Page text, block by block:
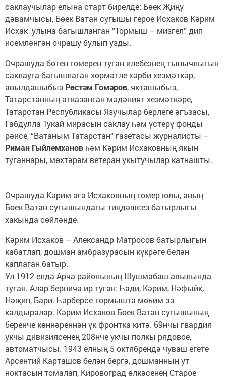
саклаучылар елына старт бирелде: Бөек Җиңү
дәвамчысы, Бөек Ватан сугышы герое Исхаков Кәрим
Исхак улына багышланган “Тормыш – мизгел” дип
исемләнгән очрашу булып узды.
Очрашуда бөтен гомерен туган илебезнең тынычлыгын
саклауга багышлаган хөрмәтле хәрби хезмәткәр,
авылдашыбыз Рөстәм Гомәров, якташыбыз,
Татарстанның атказанган мәдәният хезмәткәре,
Татарстан Республикасы Язучылар берлеге әгъзасы,
Габдулла Тукай мирасын саклау һәм үстерү фонды
рәисе, “Ватаным Татарстан“ газетасы журналисты –
Риман Гыйлемханов һәм Кәрим Исхаковның якын
туганнары, мөхтәрәм ветеран укытучылар катнашты.
Очрашуда Кәрим ага Исхаковның гомер юлы, аның
Бөек Ватан сугышындагы тиңдәшсез батырлыгы
хакында сөйләнде.
Кәрим Исхаков – Александр Матросов батырлыгын
кабатлап, дошман амбразурасын күкрәге белән
каплаган батыр.
Ул 1912 елда Арча районының Шушмабаш авылында
туган. Алар берничә ир туган: Һади, Кәрим, Нәфыйк,
Нәҗип, Бари. Һәрберсе тормышта мөһим эз
калдыралар. Кәрим Исхаков Бөек Ватан сугышының
беренче көннәреннән үк фронтка китә. 69нчы гвардия
укчы дивизиясенең 208нче укчы полкы рядовое,
автоматчысы. 1943 елның 5 октябрендә чуваш егете
Арсентий Карташов белән бергә, дошманның ут
ноктасын томалап, Кировоград өлкәсенең Старое